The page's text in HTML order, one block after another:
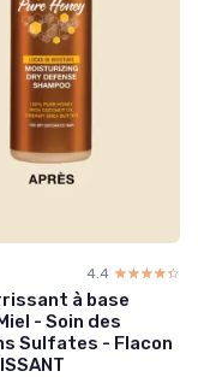
4.4 ☆☆☆☆☆
★★★★★
à base
- Soin des
Sulfates - Flacon